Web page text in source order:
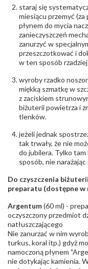
Producent
odpowiedzialny
Bezpieczeństwo
- rodzaj
ostrzeżenia:
Nie
,
staraj się
miesiącu przemyć
płynem do mycia
zanieczyszczeń
zanurzyć w
przeszczotkować i
w ten sposób
wyroby rzadko
miękką szmatkę w
z zaciskiem
biżuterii powietrza i
tlenków.
jeżeli jednak
tak trwały, że nie
do jubilera. Tylko
sposób, nie
Do czyszczenia
preparatu (dostępne w
Argentum(60 ml) -
oczyszczony przedmiot
natłuszczającego
Nie zanurzać w nim
turkus, koral itp.) gdyż
namoczoną płynem
nie dotykając kamienia.